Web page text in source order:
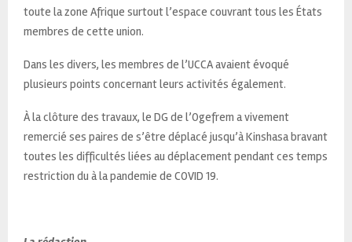
toute la zone Afrique surtout l’espace couvrant tous les États
membres de cette union.
Dans les divers, les membres de l’UCCA avaient évoqué
plusieurs points concernant leurs activités également.
À la clôture des travaux, le DG de l’Ogefrem a vivement
remercié ses paires de s’être déplacé jusqu’à Kinshasa bravant
toutes les difficultés liées au déplacement pendant ces temps
restriction du à la pandemie de COVID 19.